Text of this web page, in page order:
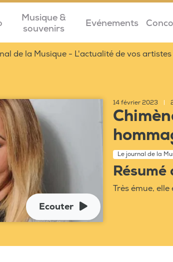
Musique &
souvenirs
Evénements
de la Musique - L'actualité de vos
Ecouter
14 février 2023
Le journal de la
Très émue,